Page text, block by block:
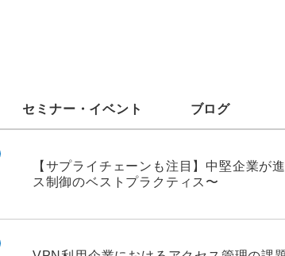
セミナー・イベント ブログ
【サプライチェーンも注目】中堅企業が
ス制御のベストプラクティス〜